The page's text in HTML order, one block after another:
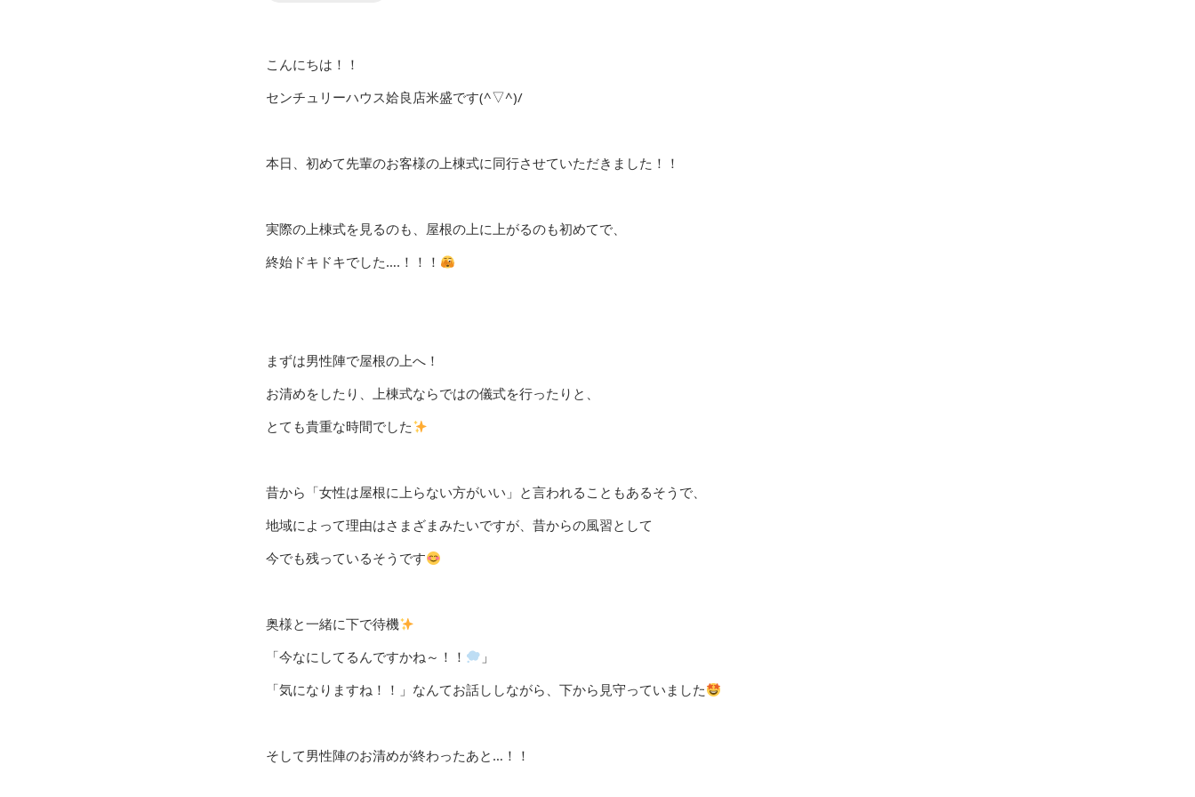
こんにちは！！
センチュリーハウス姶良店米盛です(^▽^)/
本日、初めて先輩のお客様の上棟式に同行させていただきました！！
実際の上棟式を見るのも、屋根の上に上がるのも初めてで、
終始ドキドキでした….！！！
まずは男性陣で屋根の上へ！
お清めをしたり、上棟式ならではの儀式を行ったりと、
とても貴重な時間でした
昔から「女性は屋根に上らない方がいい」と言われることもあるそうで、
地域によって理由はさまざまみたいですが、昔からの風習として
今でも残っているそうです
奥様と一緒に下で待機
「今なにしてるんですかね～！！
」
「気になりますね！！」なんてお話ししながら、下から見守っていました
そして男性陣のお清めが終わったあと…！！